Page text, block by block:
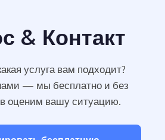
& Контакт
услуга вам подходит?
— мы бесплатно и без
оценим вашу ситуацию.